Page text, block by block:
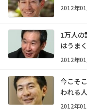
2012年
1万人の
はうま
2012年
今こそ
われる
2012年